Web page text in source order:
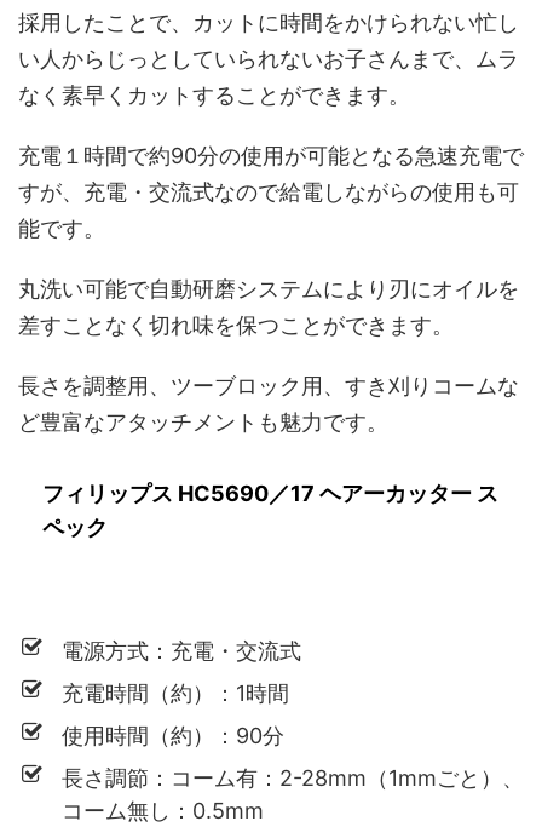
採用したことで、カットに時間をかけられない忙し
い人からじっとしていられないお子さんまで、ムラ
なく素早くカットすることができます。
充電１時間で約90分の使用が可能となる急速充電で
すが、充電・交流式なので給電しながらの使用も可
能です。
丸洗い可能で自動研磨システムにより刃にオイルを
差すことなく切れ味を保つことができます。
長さを調整用、ツーブロック用、すき刈りコームな
ど豊富なアタッチメントも魅力です。
フィリップス HC5690／17 ヘアーカッター ス
ペック
電源方式：充電・交流式
充電時間（約）：1時間
使用時間（約）：90分
長さ調節：コーム有：2-28mm（1mmごと）、
コーム無し：0.5mm